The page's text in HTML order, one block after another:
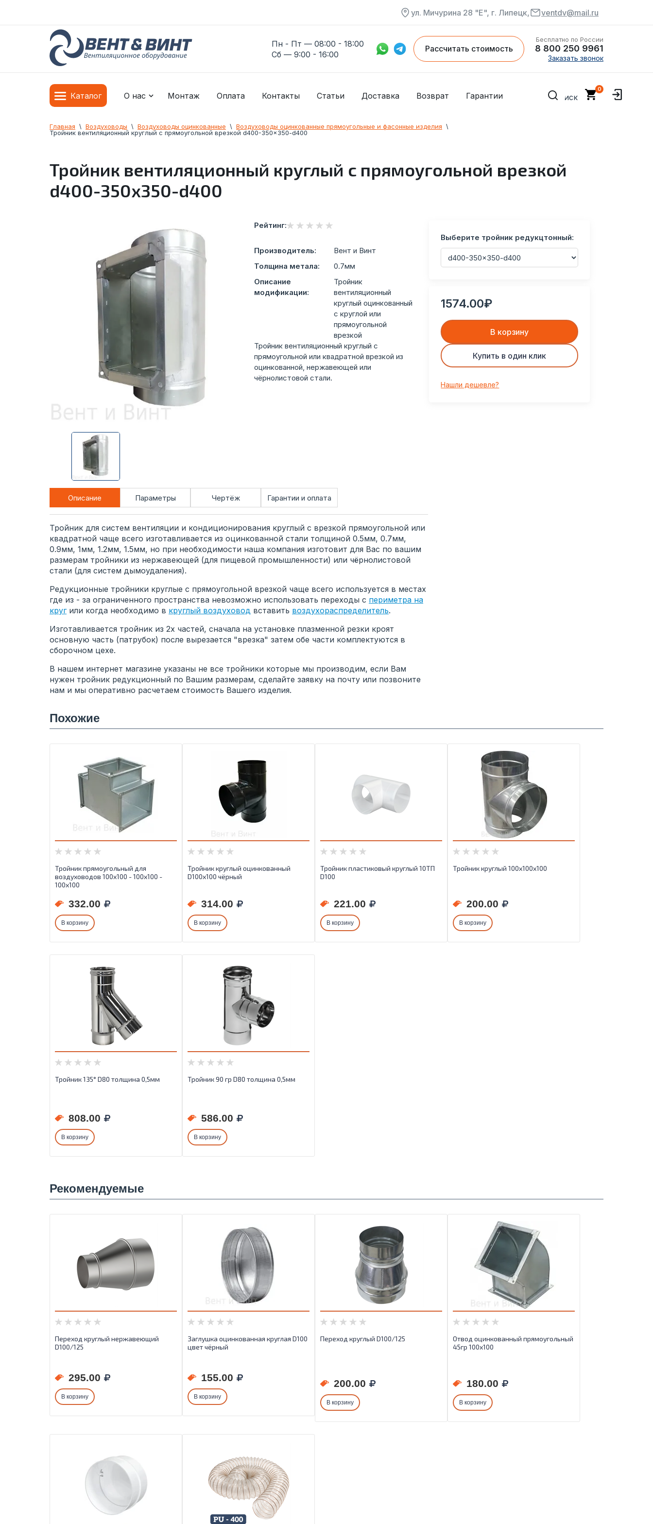
ул. Мичурина 28 "Е", г. Липецк, ventdv@mail.ru
Пн - Пт — 08:00 - 18:00
Сб — 9:00 - 16:00
Рассчитать стоимость
Бесплатно по России
8 800 250 9961
Заказать звонок
Каталог О нас Оплата Доставка Гарантии
Возврат
Монтаж Контакты Статьи
Главная
  \
Воздуховоды
  \
Воздуховоды оцинкованные
  \
Воздуховоды оцинкованные прямоугольные и фасонные изделия
  \
Тройник вентиляционный круглый с прямоугольной врезкой d400-350x350-d400
Тройник вентиляционный круглый с прямоугольной врезкой
d400-350x350-d400
Рейтинг:
Производитель:
Вент и Винт
Толщина метала:
0.7мм
Описание
модификации:
Тройник
вентиляционный
круглый оцинкованный
с круглой или
прямоугольной
врезкой
Тройник вентиляционный круглый с
прямоугольной или квадратной врезкой из
оцинкованной, нержавеющей или
чёрнолистовой стали.
Описание Параметры Чертёж Гарантии и оплата
Тройник для систем вентиляции и кондиционирования круглый с врезкой прямоугольной или
квадратной чаще всего изготавливается из оцинкованной стали толщиной 0.5мм, 0.7мм,
0.9мм, 1мм, 1.2мм, 1.5мм, но при необходимости наша компания изготовит для Вас по вашим
размерам тройники из нержавеющей (для пищевой промышленности) или чёрнолистовой
стали (для систем дымоудаления).
Редукционные тройники круглые с прямоугольной врезкой чаще всего используется в местах
где из - за ограниченного пространства невозможно использовать переходы с периметра на
кругили когда необходимо в круглый воздуховод вставить воздухораспределитель.
Изготавливается тройник из 2х частей, сначала на установке плазменной резки кроят
основную часть (патрубок) после вырезается "врезка" затем обе части комплектуются в
сборочном цехе.
В нашем интернет магазине указаны не все тройники которые мы производим, если Вам
нужен тройник редукционный по Вашим размерам, сделайте заявку на почту или позвоните
нам и мы оперативно расчетаем стоимость Вашего изделия.
Выберите тройник редукцтонный:
1574.00₽
В корзину
Купить в один клик
Нашли дешевле?
Похожие
Тройник прямоугольный для
воздуховодов 100х100 - 100х100 -
100х100
332.00
В корзину
Тройник круглый оцинкованный
D100х100 чёрный
314.00
В корзину
Тройник пластиковый круглый 10ТП
D100
221.00
В корзину
Тройник круглый 100х100х100
200.00
В корзину
Тройник 135° D80 толщина 0,5мм
808.00
В корзину
Тройник 90 гр D80 толщина 0,5мм
586.00
В корзину
Рекомендуемые
Переход круглый нержавеющий
D100/125
295.00
В корзину
Заглушка оцинкованная круглая D100
цвет чёрный
155.00
В корзину
Переход круглый D100/125
200.00
В корзину
Отвод оцинкованный прямоугольный
45гр 100х100
180.00
В корзину